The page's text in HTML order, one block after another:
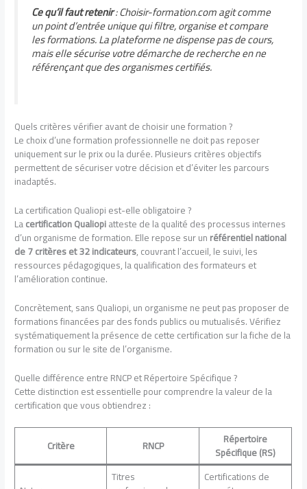
Ce qu’il faut retenir: Choisir-formation.com agit comme
un point d’entrée unique qui filtre, organise et compare
les formations. La plateforme ne dispense pas de cours,
mais elle sécurise votre démarche de recherche en ne
référençant que des organismes certifiés.
Quels critères vérifier avant de choisir une formation ?
Le choix d’une formation professionnelle ne doit pas reposer
uniquement sur le prix ou la durée. Plusieurs critères objectifs
permettent de sécuriser votre décision et d’éviter les parcours
inadaptés.
La certification Qualiopi est-elle obligatoire ?
Lacertification Qualiopiatteste de la qualité des processus internes
d’un organisme de formation. Elle repose sur unréférentiel national
de 7 critères et 32 indicateurs, couvrant l’accueil, le suivi, les
ressources pédagogiques, la qualification des formateurs et
l’amélioration continue.
Concrètement, sans Qualiopi, un organisme ne peut pas proposer de
formations financées par des fonds publics ou mutualisés. Vérifiez
systématiquement la présence de cette certification sur la fiche de la
formation ou sur le site de l’organisme.
Quelle différence entre RNCP et Répertoire Spécifique ?
Cette distinction est essentielle pour comprendre la valeur de la
certification que vous obtiendrez :
Critère RNCP Répertoire
Spécifique (RS)
Titres Certifications de